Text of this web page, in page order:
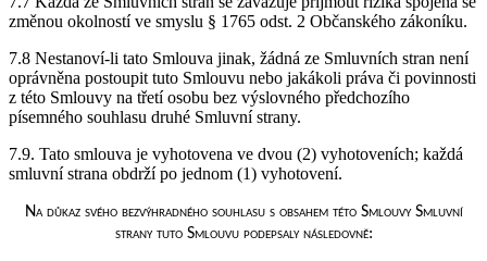
změnou okolností ve smyslu § 1765 odst. 2 Občanského zákoníku.
7.8 Nestanoví-li tato Smlouva jinak, žádná ze Smluvních stran není
oprávněna postoupit tuto Smlouvu nebo jakákoli práva či povinnosti
z této Smlouvy na třetí osobu bez výslovného předchozího
písemného souhlasu druhé Smluvní strany.
7.9. Tato smlouva je vyhotovena ve dvou (2) vyhotoveních; každá
smluvní strana obdrží po jednom (1) vyhotovení.
Na důkaz svého bezvýhradného souhlasu s obsahem této Smlouvy Smluvní
strany tuto Smlouvu podepsaly následovně: